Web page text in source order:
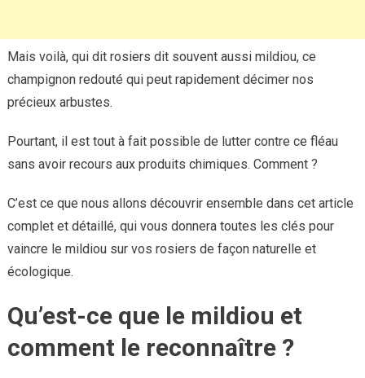
Mais voilà, qui dit rosiers dit souvent aussi mildiou, ce
champignon redouté qui peut rapidement décimer nos
précieux arbustes.
Pourtant, il est tout à fait possible de lutter contre ce fléau
sans avoir recours aux produits chimiques. Comment ?
C’est ce que nous allons découvrir ensemble dans cet article
complet et détaillé, qui vous donnera toutes les clés pour
vaincre le mildiou sur vos rosiers de façon naturelle et
écologique.
Qu’est-ce que le mildiou et
comment le reconnaître ?